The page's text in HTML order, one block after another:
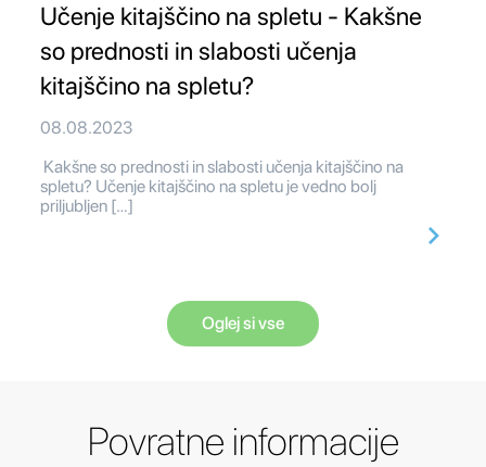
Učenje kitajščino na spletu - Kakšne
so prednosti in slabosti učenja
kitajščino na spletu?
08.08.2023
Kakšne so prednosti in slabosti učenja kitajščino na
spletu? Učenje kitajščino na spletu je vedno bolj
priljubljen […]
Oglej si vse
Povratne informacije